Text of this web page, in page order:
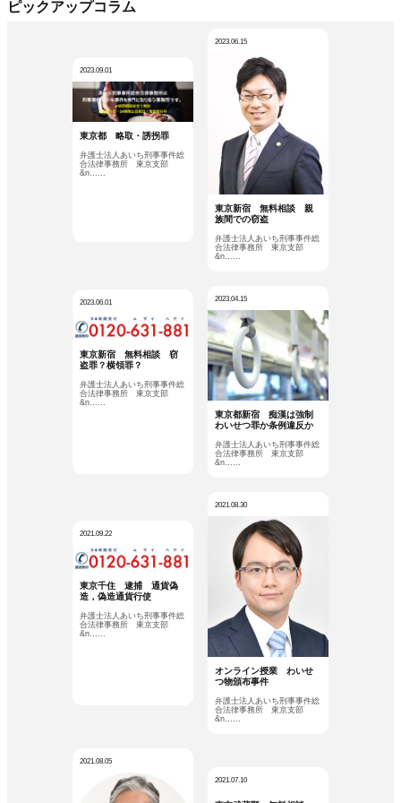
ピックアップコラム
2023.09.01
東京都 略取・誘拐罪
弁護士法人あいち刑事事件総
合法律事務所 東京支部
&n……
2023.06.15
東京新宿 無料相談 親
族間での窃盗
弁護士法人あいち刑事事件総
合法律事務所 東京支部
&n……
2023.06.01
東京新宿 無料相談 窃
盗罪？横領罪？
弁護士法人あいち刑事事件総
合法律事務所 東京支部
&n……
2023.04.15
東京都新宿 痴漢は強制
わいせつ罪か条例違反か
弁護士法人あいち刑事事件総
合法律事務所 東京支部
&n……
2021.09.22
東京千住 逮捕 通貨偽
造，偽造通貨行使
弁護士法人あいち刑事事件総
合法律事務所 東京支部
&n……
2021.08.30
オンライン授業 わいせ
つ物頒布事件
弁護士法人あいち刑事事件総
合法律事務所 東京支部
&n……
2021.08.05
2021.07.10